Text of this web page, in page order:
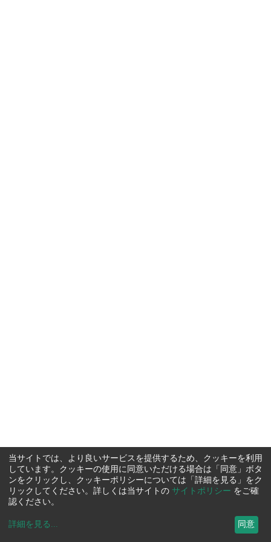
当サイトでは、より良いサービスを提供するため、クッキーを利用
しています。クッキーの使用に同意いただける場合は「同意」ボタ
ンをクリックし、クッキーポリシーについては「詳細を見る」をク
リックしてください。詳しくは当サイトの サイトポリシー をご確
認ください。
詳細を見る ... 同意